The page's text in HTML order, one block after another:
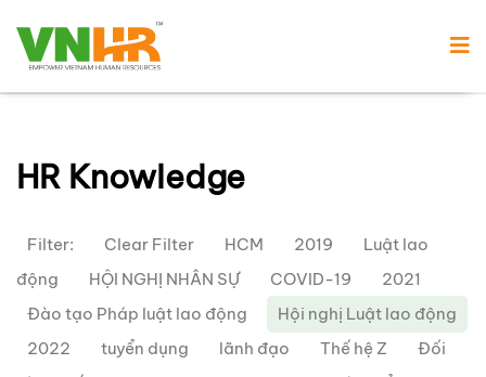
HR Knowledge
Filter: Clear Filter HCM 2019
Luật lao
động
HỘI NGHỊ NHÂN SỰ COVID-19
2021
Đào tạo Pháp luật lao động
Hội nghị Luật lao động
2022
tuyển dụng lãnh đạo Thế hệ Z
Đối